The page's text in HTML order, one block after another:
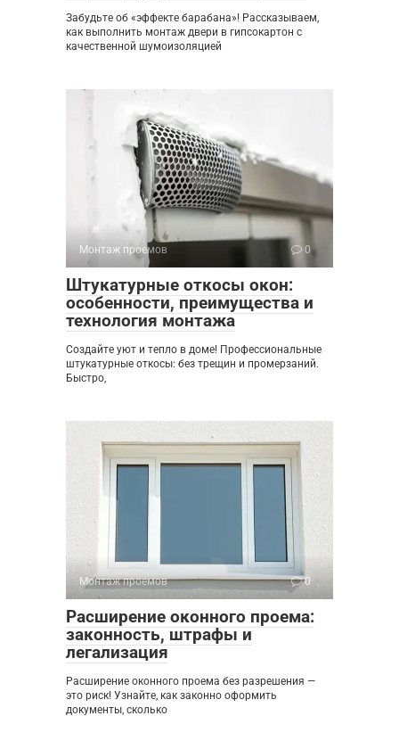
Забудьте об «эффекте барабана»! Рассказываем,
как выполнить монтаж двери в гипсокартон с
качественной шумоизоляцией
Монтаж проемов 0
Штукатурные откосы окон:
особенности, преимущества и
технология монтажа
Создайте уют и тепло в доме! Профессиональные
штукатурные откосы: без трещин и промерзаний.
Быстро,
Монтаж проемов 0
Расширение оконного проема:
законность, штрафы и
легализация
Расширение оконного проема без разрешения —
это риск! Узнайте, как законно оформить
документы, сколько